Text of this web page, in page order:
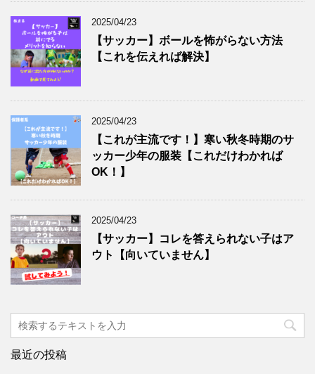
2025/04/23
【サッカー】ボールを怖がらない方法
【これを伝えれば解決】
2025/04/23
【これが主流です！】寒い秋冬時期のサ
ッカー少年の服装【これだけわかれば
OK！】
2025/04/23
【サッカー】コレを答えられない子はア
ウト【向いていません】
最近の投稿